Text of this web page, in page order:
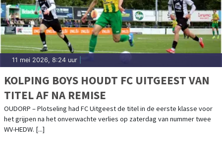
11 mei 2026, 8:24 uur
KOLPING BOYS HOUDT FC UITGEEST VAN
TITEL AF NA REMISE
OUDORP – Plotseling had FC Uitgeest de titel in de eerste klasse voor
het grijpen na het onverwachte verlies op zaterdag van nummer twee
WV-HEDW. [...]